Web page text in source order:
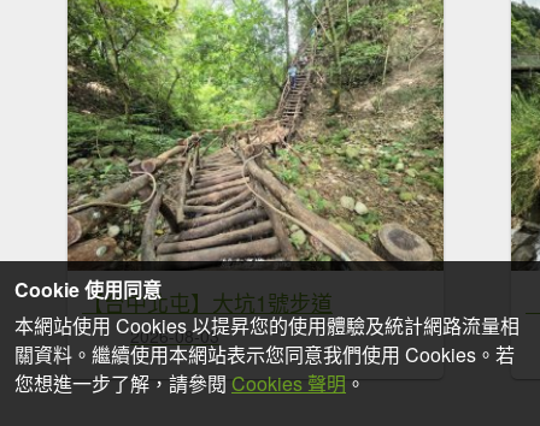
【台中北屯】大坑1號步道
2026-08-03
Cookie 使用同意
本網站使用 Cookies 以提昇您的使用體驗及統計網路流量相
關資料。繼續使用本網站表示您同意我們使用 Cookies。若
您想進一步了解，請參閱 Cookies 聲明 。